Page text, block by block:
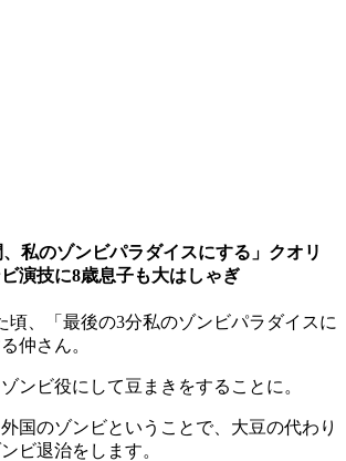
私のゾンビパラダイスにする」クオリ
演技に8歳息子も大はしゃぎ
頃、「最後の3分私のゾンビパラダイスに
仲さん。
ンビ役にして豆まきをすることに。
国のゾンビということで、大豆の代わり
ビ退治をします。